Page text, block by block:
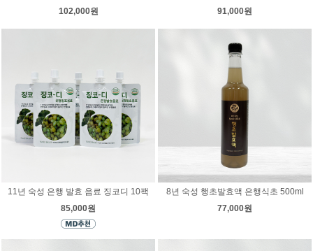
102,000원
91,000원
11년 숙성 은행 발효 음료 징코디 10팩
85,000원
8년 숙성 행초발효액 은행식초 500ml
77,000원